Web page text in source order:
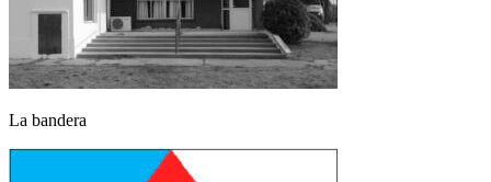
La bandera